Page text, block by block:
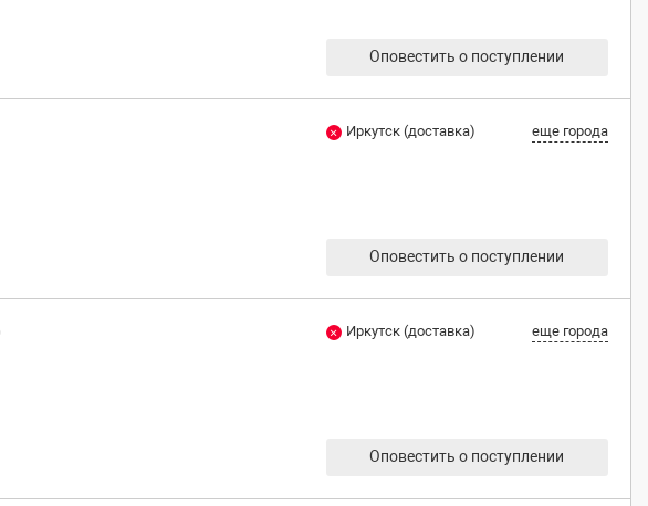
Оповестить о поступлении
Иркутск (доставка) еще города
Оповестить о поступлении
Иркутск (доставка) еще города
Оповестить о поступлении